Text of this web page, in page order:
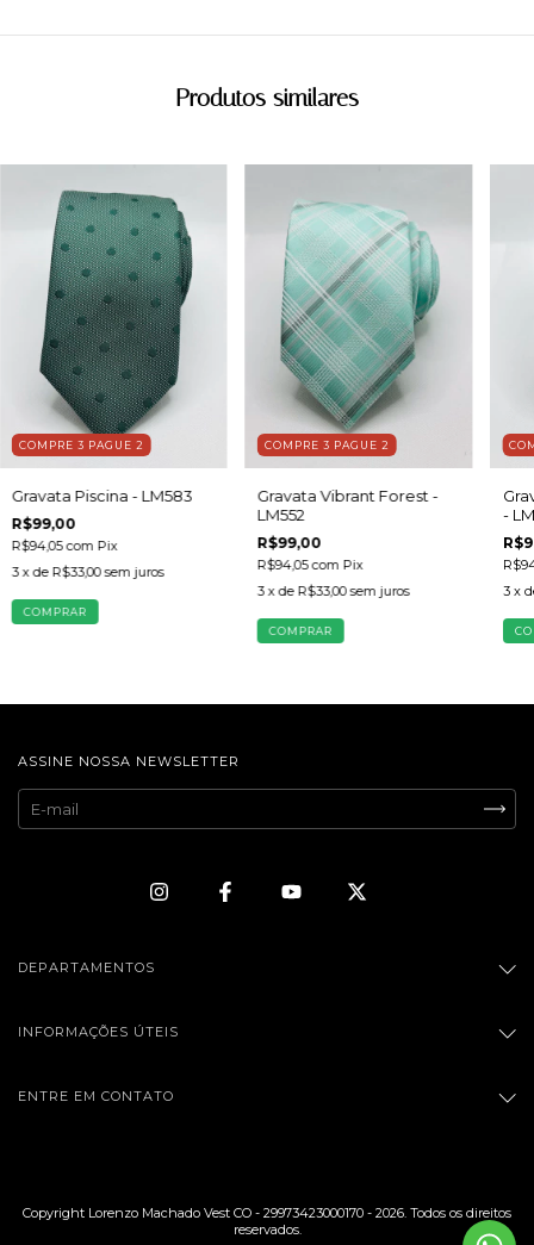
Produtos similares
COMPRE 3 PAGUE 2
Gravata Piscina - LM583
R$99,00
R$94,05com Pix
3 x de R$33,00 sem juros
COMPRAR
COMPRE 3 PAGUE 2
Gravata Vibrant Forest -
LM552
R$99,00
R$94,05com Pix
3 x de R$33,00 sem juros
COMPRAR
-
3 x
ASSINE NOSSA NEWSLETTER
DEPARTAMENTOS
INFORMAÇÕES ÚTEIS
ENTRE EM CONTATO
Copyright Lorenzo Machado Vest CO - 29973423000170 - 2026. Todos os direitos
reservados.